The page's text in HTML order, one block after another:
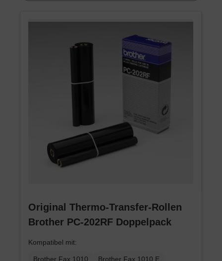
Original Thermo-Transfer-Rollen
Brother PC-202RF Doppelpack
Kompatibel mit:
Brother Fax 1010
Brother Fax 1010 E